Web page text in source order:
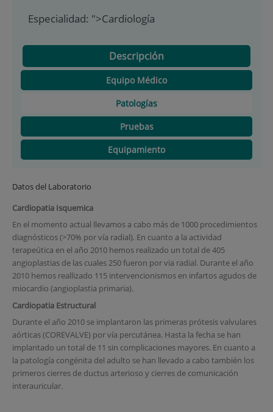
Especialidad: ">Cardiología
Descripción
Equipo Médico
Patologías
Pruebas
Equipamiento
Datos del Laboratorio
Cardiopatia Isquemica
En el momento actual llevamos a cabo más de 1000 procedimientos
diagnósticos (>70% por vía radial). En cuanto a la actividad
terapeútica en el año 2010 hemos realizado un total de 405
angioplastias de las cuales 250 fueron por via radial. Durante el año
2010 hemos reallizado 115 intervencionismos en infartos agudos de
miocardio (angioplastia primaria).
Cardiopatia Estructural
Durante el año 2010 se implantaron las primeras prótesis valvulares
aórticas (COREVALVE) por vía percutánea. Hasta la fecha se han
implantado un total de 11 sin complicaciones mayores. En cuanto a
la patología congénita del adulto se han llevado a cabo también los
primeros cierres de ductus arterioso y cierres de comunicación
interauricular.